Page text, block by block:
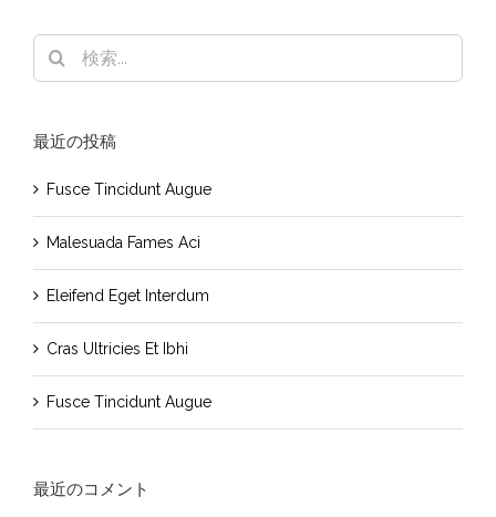
索
最近の投稿
Fusce Tincidunt Augue
Malesuada Fames Aci
Eleifend Eget Interdum
Cras Ultricies Et Ibhi
Fusce Tincidunt Augue
最近のコメント